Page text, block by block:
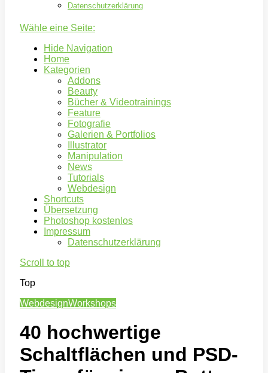
Datenschutzerklärung
Wähle eine Seite:
Hide Navigation
Home
Kategorien
Addons
Beauty
Bücher & Videotrainings
Feature
Fotografie
Galerien & Portfolios
Illustrator
Manipulation
News
Tutorials
Webdesign
Shortcuts
Übersetzung
Photoshop kostenlos
Impressum
Datenschutzerklärung
Scroll to top
Top
WebdesignWorkshops
40 hochwertige
Schaltflächen und PSD-